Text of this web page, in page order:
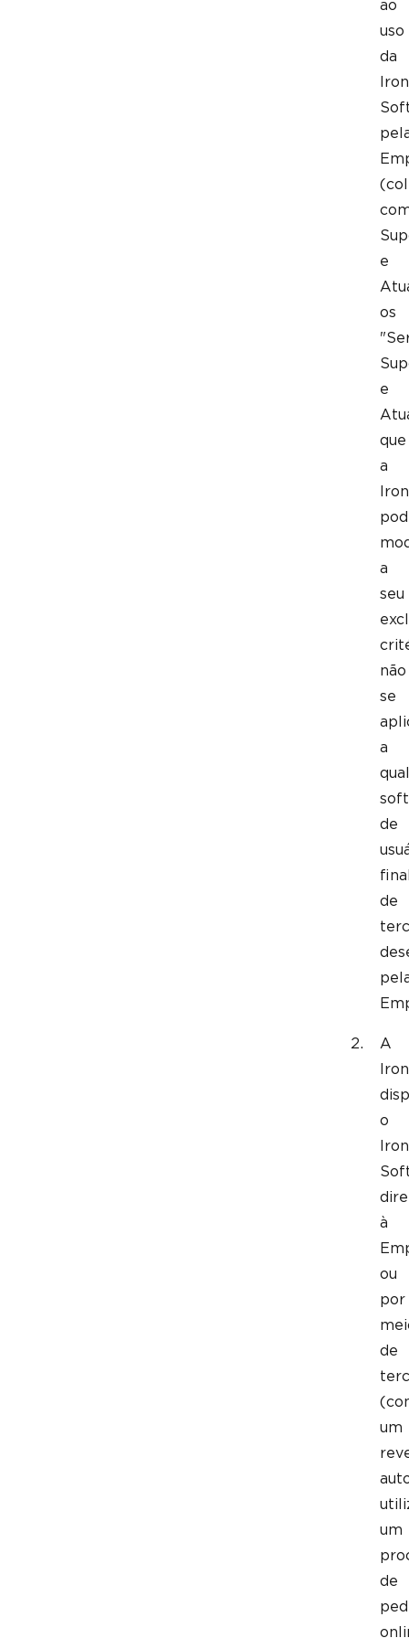
ao
uso
da
Iron
e
os
e
que
a
Iron
a
seu
não
se
a
de
de
A
Iron
o
Iron
à
ou
por
de
um
um
de